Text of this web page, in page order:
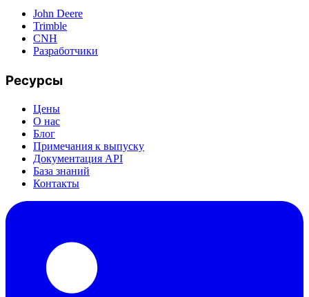
John Deere
Trimble
CNH
Разработчики
Ресурсы
Цены
О нас
Блог
Примечания к выпуску
Документация API
База знаний
Контакты